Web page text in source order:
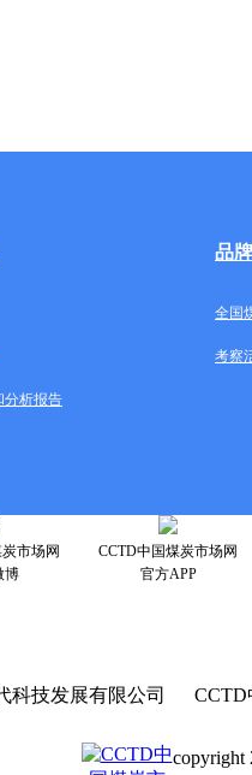
品
全国
考察
分析报告
市场网
博
CCTD中国煤炭市场网
官方APP
科技发展有限公司
copyright